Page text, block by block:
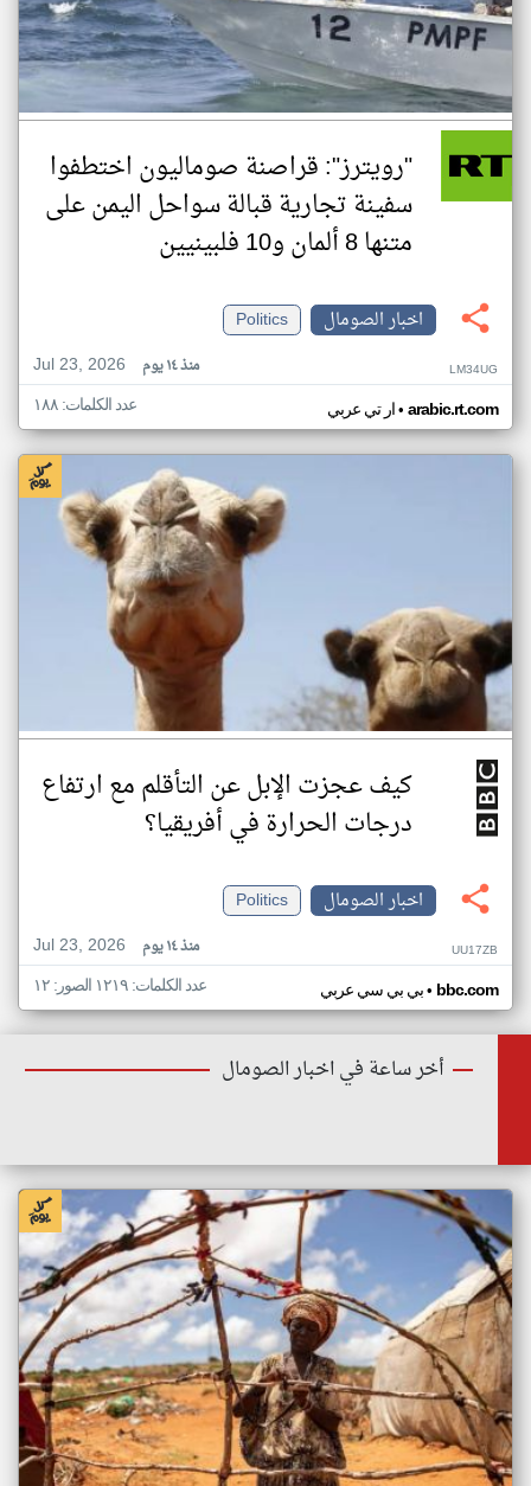
"رويترز": قراصنة صوماليون اختطفوا
سفينة تجارية قبالة سواحل اليمن على
متنها 8 ألمان و10 فلبينيين
اخبار الصومال
Politics
Jul 23, 2026
منذ ١٤ يوم LM34UG
ار تي عربي• arabic.rt.com عدد الكلمات: ١٨٨
كيف عجزت الإبل عن التأقلم مع ارتفاع
درجات الحرارة في أفريقيا؟
اخبار الصومال
Politics
Jul 23, 2026
منذ ١٤ يوم UU17ZB
بي بي سي عربي• bbc.com عدد الكلمات: ١٢١٩ الصور: ١٢
أخر ساعة في اخبار الصومال